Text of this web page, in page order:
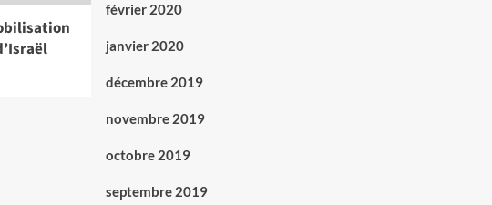
février 2020
janvier 2020
décembre 2019
novembre 2019
octobre 2019
septembre 2019